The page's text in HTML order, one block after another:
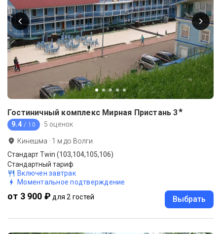
Гостиничный комплекс Мирная Пристань 3★
9.4 / 10 5 оценок
Кинешма · 1 м до Волги
Стандарт Twin (103,104,105,106)
Стандартный тариф
Включен завтрак
Моментальное подтверждение
от 3 900 ₽ для 2 гостей Выбрать